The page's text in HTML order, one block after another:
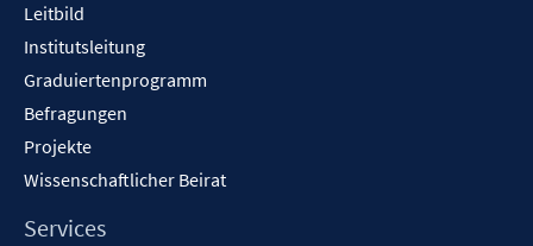
Leitbild
Institutsleitung
Graduiertenprogramm
Befragungen
Projekte
Wissenschaftlicher Beirat
Services